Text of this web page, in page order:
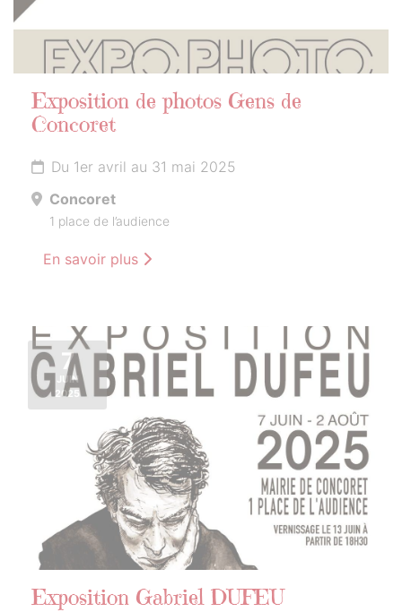
Exposition de photos Gens de
Concoret
Du 1er avril au 31 mai 2025
Concoret
1 place de l’audience
En savoir plus
7
JUIN
2025
Exposition Gabriel DUFEU